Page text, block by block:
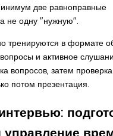
две равноправные
не одну "нужную".
тренируются в формате
и активное
вопросов, затем проверка
потом презентация.
управление